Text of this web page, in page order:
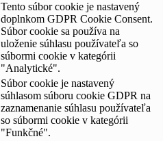
Tento súbor cookie je nastavený
doplnkom GDPR Cookie Consent.
Súbor cookie sa používa na
uloženie súhlasu používateľa so
súbormi cookie v kategórii
"Analytické".
Súbor cookie je nastavený
súhlasom súboru cookie GDPR na
zaznamenanie súhlasu používateľa
so súbormi cookie v kategórii
"Funkčné".